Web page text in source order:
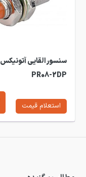
سنسور القایی آتونیکس
PR08-2DP
استعلام قیمت